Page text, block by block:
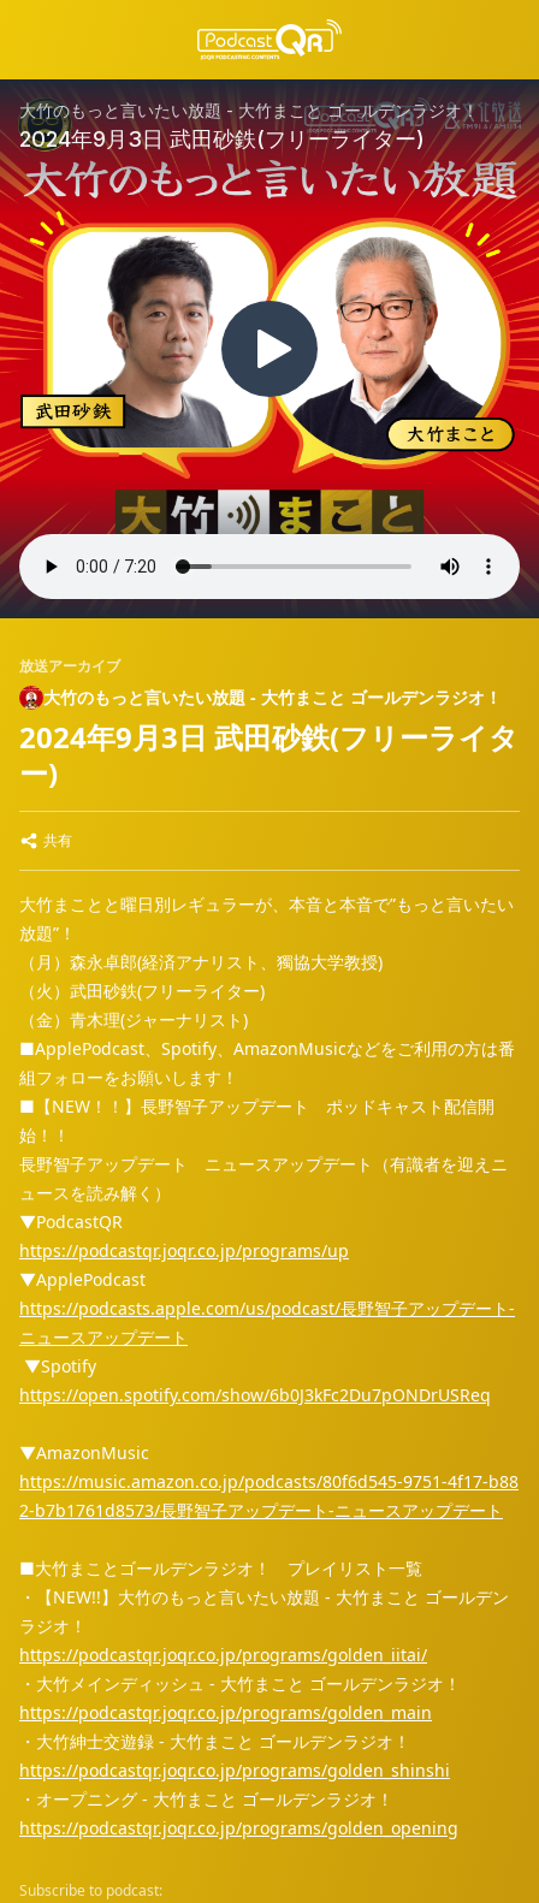
放送アーカイブ
大竹のもっと言いたい放題 - 大竹まこと ゴールデンラジオ！
2024年9月3日 武田砂鉄(フリーライタ
ー)
共有
大竹まことと曜日別レギュラーが、本音と本音で”もっと言いたい
放題”！
（月）森永卓郎(経済アナリスト、獨協大学教授)
（火）武田砂鉄(フリーライター)
（金）青木理(ジャーナリスト)
■ApplePodcast、Spotify、AmazonMusicなどをご利用の方は番
組フォローをお願いします！
■【NEW！！】長野智子アップデート ポッドキャスト配信開
始！！
長野智子アップデート ニュースアップデート（有識者を迎えニ
ュースを読み解く）
▼PodcastQR
https://podcastqr.joqr.co.jp/programs/up
▼ApplePodcast
https://podcasts.apple.com/us/podcast/長野智子アップデート-
ニュースアップデート
▼Spotify
https://open.spotify.com/show/6b0J3kFc2Du7pONDrUSReq
▼AmazonMusic
https://music.amazon.co.jp/podcasts/80f6d545-9751-4f17-b88
2-b7b1761d8573/長野智子アップデート-ニュースアップデート
■大竹まことゴールデンラジオ！ プレイリスト一覧
・【NEW!!】大竹のもっと言いたい放題 - 大竹まこと ゴールデン
ラジオ！
https://podcastqr.joqr.co.jp/programs/golden_iitai/
・大竹メインディッシュ - 大竹まこと ゴールデンラジオ！
https://podcastqr.joqr.co.jp/programs/golden_main
・大竹紳士交遊録 - 大竹まこと ゴールデンラジオ！
https://podcastqr.joqr.co.jp/programs/golden_shinshi
・オープニング - 大竹まこと ゴールデンラジオ！
https://podcastqr.joqr.co.jp/programs/golden_opening
Subscribe to podcast: